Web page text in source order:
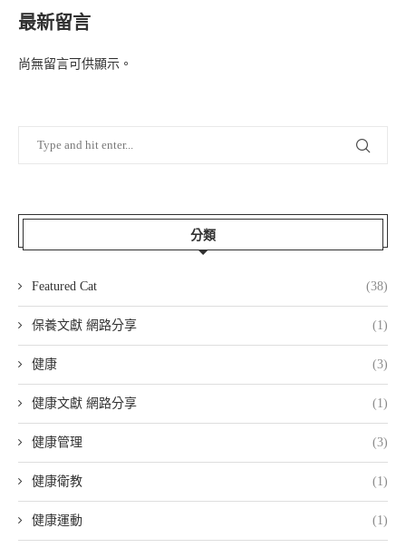
最新留言
尚無留言可供顯示。
分類
Featured Cat (38)
保養文獻 網路分享 (1)
健康 (3)
健康文獻 網路分享 (1)
健康管理 (3)
健康衛教 (1)
健康運動 (1)